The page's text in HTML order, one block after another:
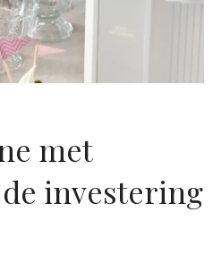
met
investering